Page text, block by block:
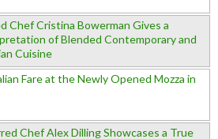
Chef Cristina Bowerman Gives a
of Blended Contemporary and
Cuisine
Fare at the Newly Opened Mozza in
Chef Alex Dilling Showcases a True